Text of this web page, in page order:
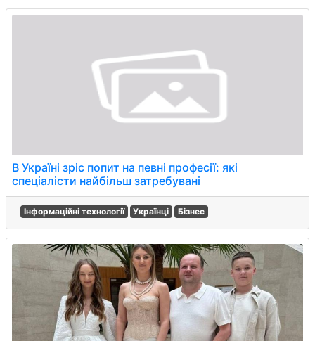
В Україні зріс попит на певні професії: які
спеціалісти найбільш затребувані
Інформаційні технології Українці Бізнес